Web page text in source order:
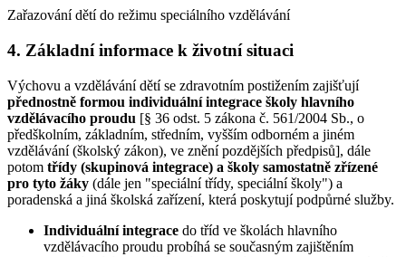
Zařazování dětí do režimu speciálního vzdělávání
4. Základní informace k životní situaci
Výchovu a vzdělávání dětí se zdravotním postižením zajišťují
přednostně formou individuální integrace školy hlavního
vzdělávacího proudu [§ 36 odst. 5 zákona č. 561/2004 Sb., o
předškolním, základním, středním, vyšším odborném a jiném
vzdělávání (školský zákon), ve znění pozdějších předpisů], dále
potom třídy (skupinová integrace) a školy samostatně zřízené
pro tyto žáky (dále jen "speciální třídy, speciální školy") a
poradenská a jiná školská zařízení, která poskytují podpůrné služby.
Individuální integrace do tříd ve školách hlavního
vzdělávacího proudu probíhá se současným zajištěním